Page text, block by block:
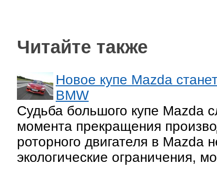
Читайте также
Новое купе Mazda
BMW
Судьба большого купе Mazda
момента прекращения
роторного двигателя в Mazda
экологические ограничения,